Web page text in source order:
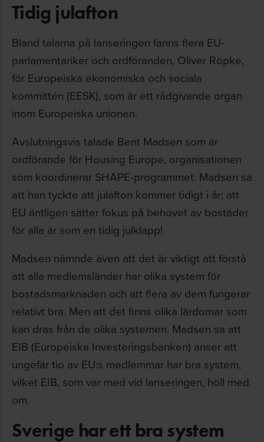
Tidig julafton
Bland talarna på lanseringen fanns flera EU-
parlamentariker och ordföranden, Oliver Röpke,
för Europeiska ekonomiska och sociala
kommittén (EESK), som är ett rådgivande organ
inom Europeiska unionen.
Avslutningsvis talade Bent Madsen som är
ordförande för Housing Europe, organisationen
som koordinerar SHAPE-programmet. Madsen sa
att han tyckte att julafton kommer tidigt i år; att
EU äntligen sätter fokus på behovet av bostäder
för alla är som en tidig julklapp!
Madsen nämnde även att det är viktigt att förstå
att alla medlemsländer har olika system för
bostadsmarknaden och att flera av dem fungerar
relativt bra. Men att det finns olika lärdomar som
kan dras från de olika systemen. Madsen sa att
EIB (Europeiska Investeringsbanken) anser att
ungefär tio av EU:s medlemmar har bra system,
vilket EIB, som var med vid lanseringen, höll med
om.
Sverige har ett bra system